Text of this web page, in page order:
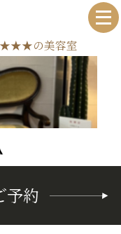
の美容室
約